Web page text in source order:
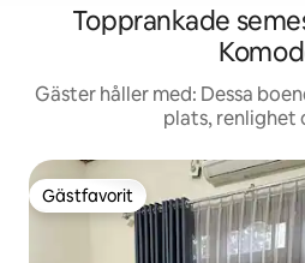
Topprankade
Gäster håller med: Dessa
plats, renlighet
Gästfavorit
Gästfavorit